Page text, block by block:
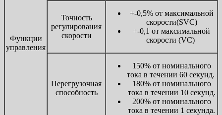
Функции
управления
Точность
регулирования
скорости
+-0,5% от максимальной
скорости(SVC)
+-0,1 от максимальной
скорости (VC)
Перегрузочная
способность
150% от номинального
тока в течении 60 секунд.
180% от номинального
тока в течении 10 секунд.
200% от номинального
тока в течении 1 секунда.